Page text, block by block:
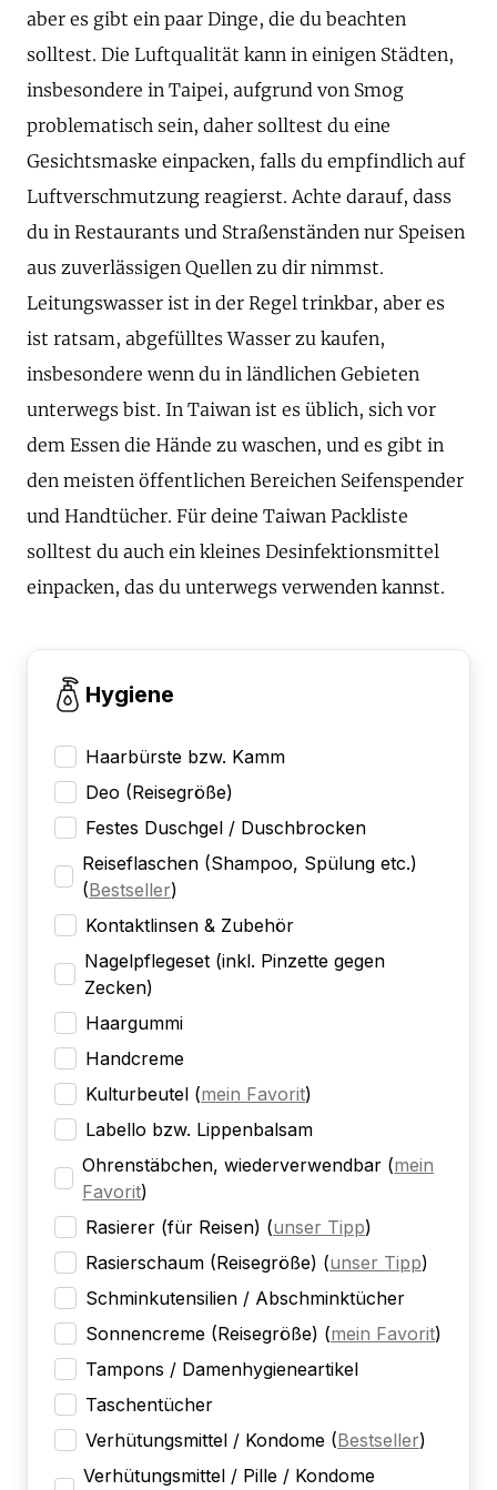
aber es gibt ein paar Dinge, die du beachten
solltest. Die Luftqualität kann in einigen Städten,
insbesondere in Taipei, aufgrund von Smog
problematisch sein, daher solltest du eine
Gesichtsmaske einpacken, falls du empfindlich auf
Luftverschmutzung reagierst. Achte darauf, dass
du in Restaurants und Straßenständen nur Speisen
aus zuverlässigen Quellen zu dir nimmst.
Leitungswasser ist in der Regel trinkbar, aber es
ist ratsam, abgefülltes Wasser zu kaufen,
insbesondere wenn du in ländlichen Gebieten
unterwegs bist. In Taiwan ist es üblich, sich vor
dem Essen die Hände zu waschen, und es gibt in
den meisten öffentlichen Bereichen Seifenspender
und Handtücher. Für deine Taiwan Packliste
solltest du auch ein kleines Desinfektionsmittel
einpacken, das du unterwegs verwenden kannst.
Hygiene
Haarbürste bzw. Kamm
Deo (Reisegröße)
Festes Duschgel / Duschbrocken
Reiseflaschen (Shampoo, Spülung etc.)
(Bestseller)
Kontaktlinsen & Zubehör
Nagelpflegeset (inkl. Pinzette gegen
Zecken)
Haargummi
Handcreme
Kulturbeutel (mein Favorit)
Labello bzw. Lippenbalsam
Ohrenstäbchen, wiederverwendbar (mein
Favorit)
Rasierer (für Reisen) (unser Tipp)
Rasierschaum (Reisegröße) (unser Tipp)
Schminkutensilien / Abschminktücher
Sonnencreme (Reisegröße) (mein Favorit)
Tampons / Damenhygieneartikel
Taschentücher
Verhütungsmittel / Kondome (Bestseller)
Verhütungsmittel / Pille / Kondome